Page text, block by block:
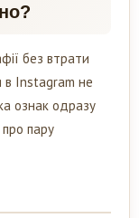
без втрати
в Instagram не
ознак одразу
про пару